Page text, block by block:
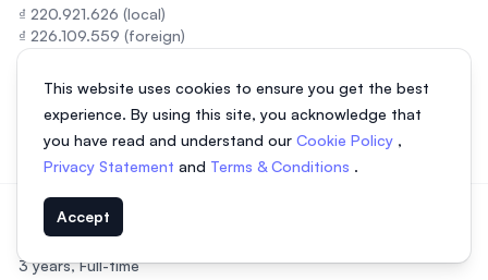
₫ 220.921.626 (local)
₫ 226.109.559 (foreign)
Tháng 3, Tháng 7, Tháng 9
Apply now Compare
Bachelor of Arts (Hons) in Human Resource
Management
3 years, Full-time
This website uses cookies to ensure you get the best
experience. By using this site, you acknowledge that
you have read and understand our Cookie Policy ,
Privacy Statement and Terms & Conditions .
Accept